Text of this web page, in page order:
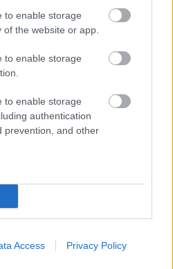
to enable storage
the website or app.
to enable storage
to enable storage
authentication
prevention, and other
Access Privacy Policy
az eső a Duna vízgyűjtőjére
jelent az 5. blokk új
a felülvizsgálat
vártunk: szombattól
csökken a riasztás